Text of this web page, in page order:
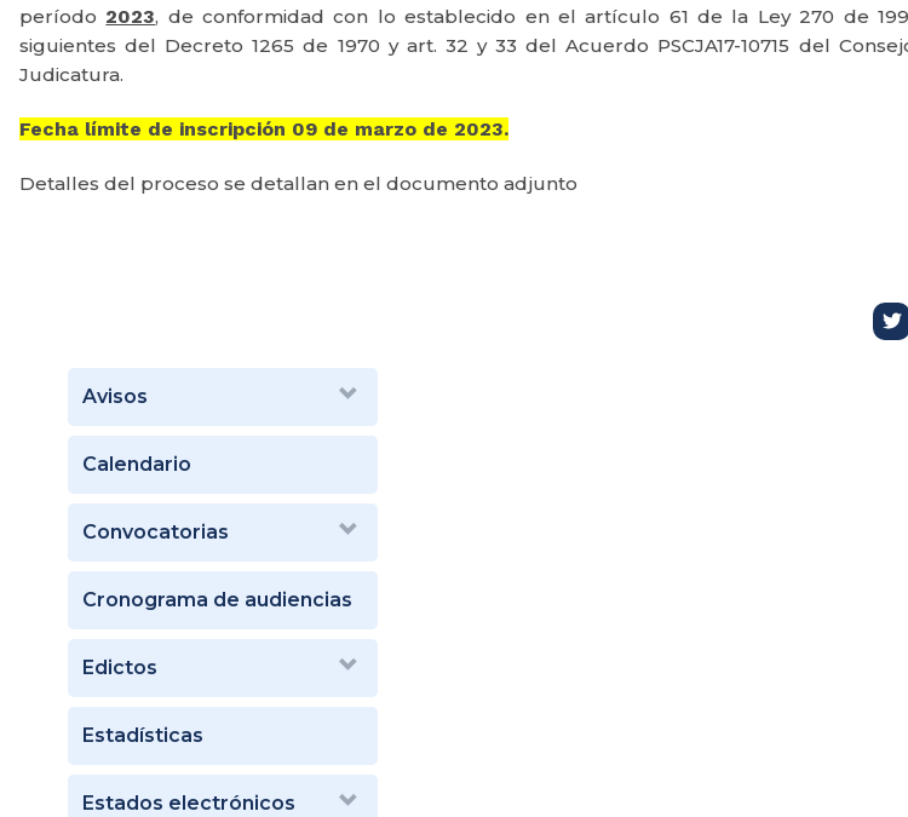
período 2023, de conformidad con lo establecido en el artículo 61 de la Ley 270 de
siguientes del Decreto 1265 de 1970 y art. 32 y 33 del Acuerdo PSCJA17-10715 del
Judicatura.
Fecha límite de inscripción 09 de marzo de 2023.
Detalles del proceso se detallan en el documento adjunto
Avisos
Calendario
Convocatorias
Cronograma de audiencias
Edictos
Estadísticas
Estados electrónicos